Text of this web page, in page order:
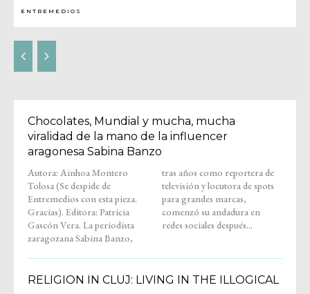
ENTREMEDIOS
Chocolates, Mundial y mucha, mucha
viralidad de la mano de la influencer
aragonesa Sabina Banzo
Autora: Ainhoa Montero
Tolosa (Se despide de
Entremedios con esta pieza.
Gracias). Editora: Patricia
Gascón Vera. La periodista
zaragozana Sabina Banzo,
tras años como reportera de
televisión y locutora de spots
para grandes marcas,
comenzó su andadura en
redes sociales después...
RELIGION IN CLUJ: LIVING IN THE ILLOGICAL